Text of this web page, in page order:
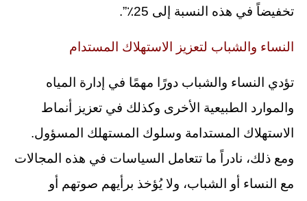
تخفيضاً في هذه النسبة إلى 25٪”.
النساء والشباب لتعزيز الاستهلاك المستدام
تؤدي النساء والشباب دورًا مهمًا في إدارة المياه
والموارد الطبيعية الأخرى وكذلك في تعزيز أنماط
الاستهلاك المستدامة وسلوك المستهلك المسؤول.
ومع ذلك، نادراً ما تتعامل السياسات في هذه المجالات
مع النساء أو الشباب، ولا يُؤخذ برأيهم صوتهم أو